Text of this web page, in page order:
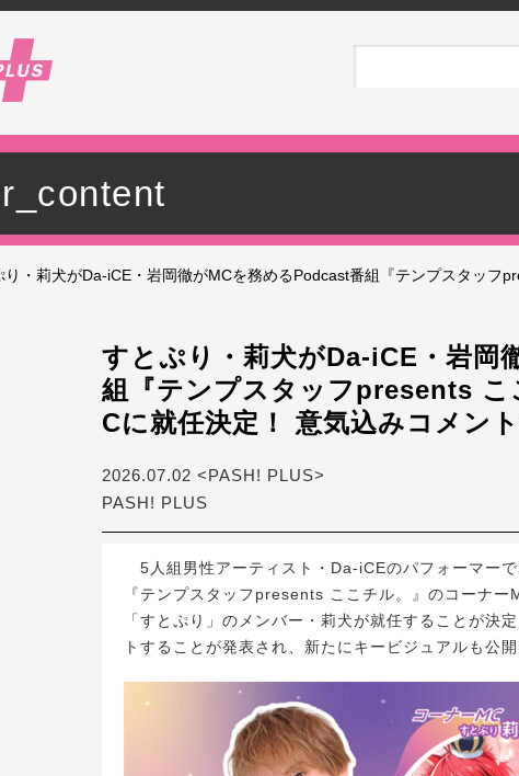
り・莉犬がDa-iCE・岩岡徹がMCを務めるPodcast番組『テンプスタッフ
すとぷり・莉犬がDa-iCE・岩岡
組『テンプスタッフpresents こ
Cに就任決定！ 意気込みコメン
2026.07.02 <PASH! PLUS>
PASH! PLUS
5人組男性アーティスト・Da-iCEのパフォーマー
『テンプスタッフpresents ここチル。』のコーナ
「すとぷり」のメンバー・莉犬が就任することが決
トすることが発表され、新たにキービジュアルも公開